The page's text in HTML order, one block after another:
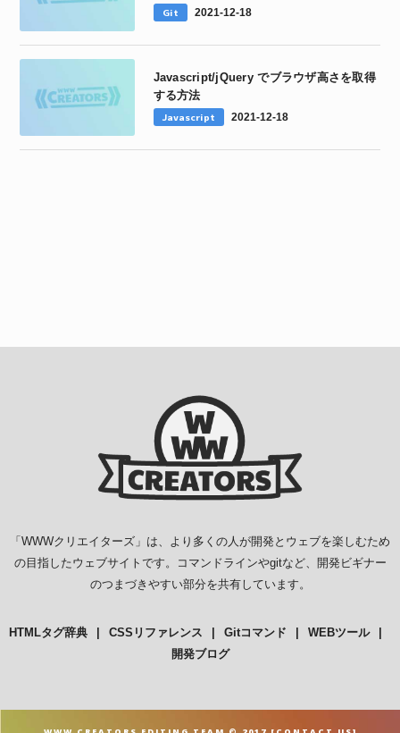
Git 2021-12-18
Javascript/jQuery でブラウザ高さを取得
する方法
Javascript 2021-12-18
「 WWWクリエイターズ 」は、より多くの人が開発とウェブを楽しむため
の目指したウェブサイトです。コマンドラインやgitなど、開発ビギナー
のつまづきやすい部分を共有しています。
HTMLタグ辞典 CSSリファレンス Gitコマンド
WEBツール
開発ブログ